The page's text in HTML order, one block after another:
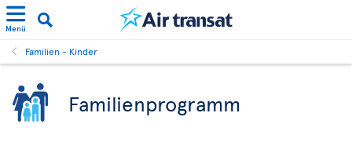
Menü
Familien - Kinder
Familienprogramm